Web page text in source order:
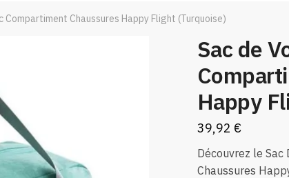
Compartiment Chaussures Happy Flight (Turquoise)
Sac de
Happy
39,92 €
Découvrez le Sac
Chaussures